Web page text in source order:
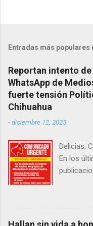
Entradas más populares
Reportan intento
WhatsApp de
fuerte tensión
Chihuahua
-diciembre 12, 2025
Delicias,
En los
la